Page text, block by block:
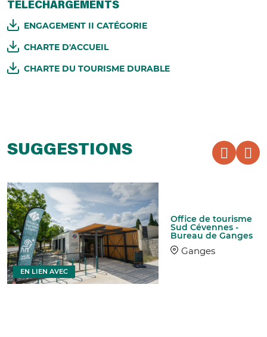
TÉLÉCHARGEMENTS
ENGAGEMENT II CATÉGORIE
CHARTE D'ACCUEIL
CHARTE DU TOURISME DURABLE
SUGGESTIONS
Office de tourisme
Sud Cévennes -
Bureau de Ganges
Ganges
EN LIEN AVEC